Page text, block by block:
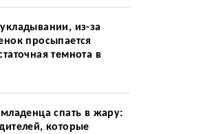
из-за
просыпается
темнота в
спать в жару:
которые